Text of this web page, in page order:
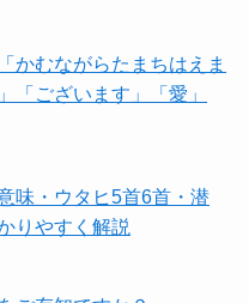
かむながらたまちはえま
「ございます」「愛」
味・ウタヒ5首6首・潜
りやすく解説